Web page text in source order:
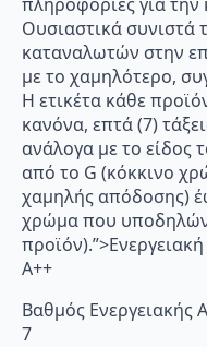
Ουσιαστικά συνιστά
καταναλωτών στην
με το χαμηλότερο,
Η ετικέτα κάθε
κανόνα, επτά (7)
ανάλογα με το είδος
από το G (κόκκινο
χαμηλής απόδοσης)
χρώμα που
A++
Βαθμός Ενεργειακής
7